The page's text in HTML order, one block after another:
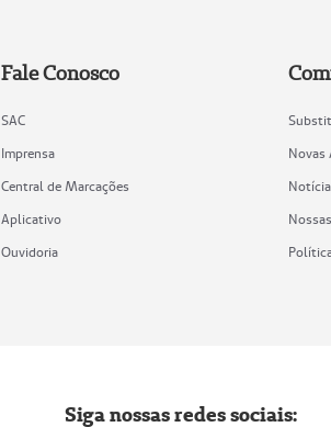
Fale Conosco
SAC
Imprensa
Central de Marcações
Aplicativo
Ouvidoria
Novas
Siga nossas redes sociais: